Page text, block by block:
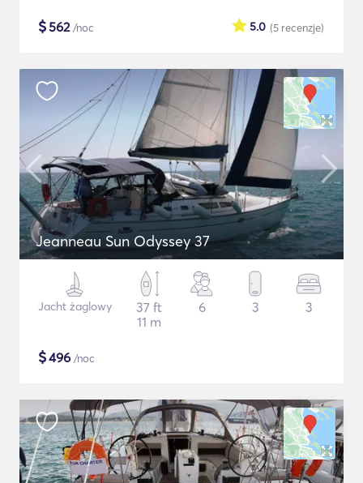
$562/noc (5 recenzje)
5.0
Jeanneau Sun Odyssey 37
Jacht żaglowy
37 ft
11 m
6 3 3
$496 /noc